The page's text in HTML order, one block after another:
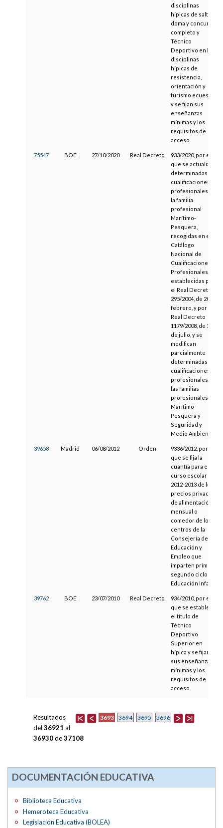
disciplinas
hípicas de salto,
doma y concurso
completo y
Técnico
Deportivo en las
disciplinas
hípicas de
resistencia,
orientación y
turismo ecuestre,
y se fijan sus
enseñanzas
mínimas y los
requisitos de
acceso
75547 BOE 27/10/2020 Real Decreto
933/2020, por el
que se actualizan
determinadas
cualificaciones
profesionales de
la familia
profesional
Marítimo-
Pesquera,
recogidas en el
Catálogo
Nacional de
Cualificaciones
Profesionales,
establecidas por
el Real Decreto
295/2004, de 20 de
febrero, y por el
Real Decreto
1179/2008, de 11
de julio, y se
modifican
parcialmente
determinadas
cualificaciones
profesionales de
las familias
profesionales
Marítimo-
Pesquera y
Seguridad y
Medio Ambiente
39658 Madrid 06/08/2012 Orden
9336/2012, por la
que se fija la
cuantía para el
curso escolar
2012-2013 de los
precios privados
de alimentación
mensual o
comedor de los
centros de la
Consejería de
Educación y
Empleo que
imparten primer y
segundo ciclo de
Educación Infantil
39762 BOE 23/07/2010 Real Decreto
934/2010, por el
que se establece
el título de
Técnico
Deportivo
Superior en
hípica y se fijan
sus enseñanzas
mínimas y los
requisitos de
acceso
3693 3694 3695 3696
Resultados
del 36921 al
36930de37108
DOCUMENTACIÓN EDUCATIVA
Biblioteca Educativa
Hemeroteca Educativa
Legislación Educativa (BOLEA)